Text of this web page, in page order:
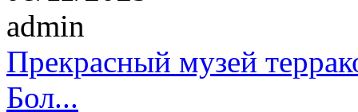
admin
Прекрасный музей
Бол...